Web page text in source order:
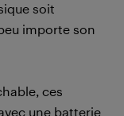
soit
importe son
ces
une batterie